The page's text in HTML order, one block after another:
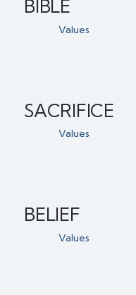
BIBLE
Values
SACRIFICE
Values
BELIEF
Values